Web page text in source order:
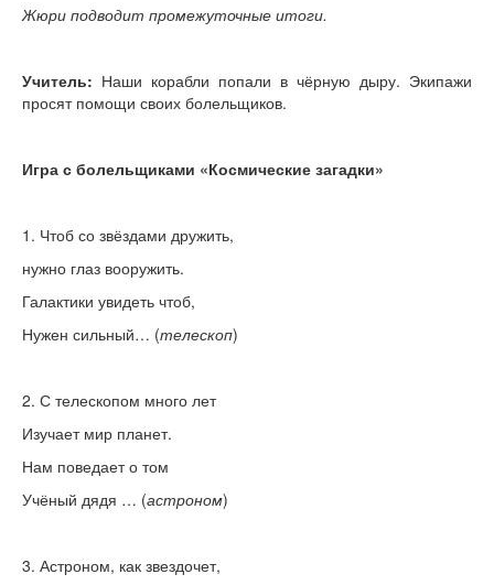
Жюри подводит промежуточные итоги.
Учитель: Наши корабли попали в чёрную дыру. Экипажи
просят помощи своих болельщиков.
Игра с болельщиками «Космические загадки»
1. Чтоб со звёздами дружить,
нужно глаз вооружить.
Галактики увидеть чтоб,
Нужен сильный… (телескоп)
2. С телескопом много лет
Изучает мир планет.
Нам поведает о том
Учёный дядя … (астроном)
3. Астроном, как звездочет,